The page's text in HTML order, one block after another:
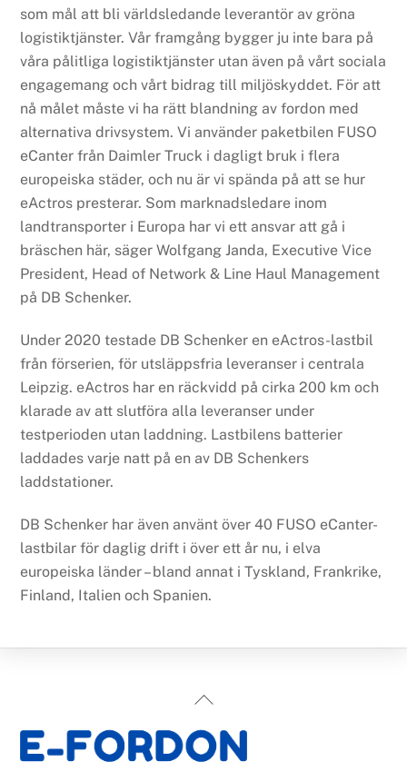
som mål att bli världsledande leverantör av gröna
logistiktjänster. Vår framgång bygger ju inte bara på
våra pålitliga logistiktjänster utan även på vårt sociala
engagemang och vårt bidrag till miljöskyddet. För att
nå målet måste vi ha rätt blandning av fordon med
alternativa drivsystem. Vi använder paketbilen FUSO
eCanter från Daimler Truck i dagligt bruk i flera
europeiska städer, och nu är vi spända på att se hur
eActros presterar. Som marknadsledare inom
landtransporter i Europa har vi ett ansvar att gå i
bräschen här, säger Wolfgang Janda, Executive Vice
President, Head of Network & Line Haul Management
på DB Schenker.
Under 2020 testade DB Schenker en eActros-lastbil
från förserien, för utsläppsfria leveranser i centrala
Leipzig. eActros har en räckvidd på cirka 200 km och
klarade av att slutföra alla leveranser under
testperioden utan laddning. Lastbilens batterier
laddades varje natt på en av DB Schenkers
laddstationer.
DB Schenker har även använt över 40 FUSO eCanter-
lastbilar för daglig drift i över ett år nu, i elva
europeiska länder – bland annat i Tyskland, Frankrike,
Finland, Italien och Spanien.
Back
Top